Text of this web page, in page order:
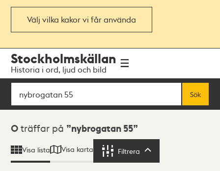
Välj vilka kakor vi får använda
navigationen
huvudinnehållet
Stockholmskällan
Historia i ord, ljud och bild
Sök
Sök
Sökresultat
0 träffar på nybrogatan 55
Visa lista Visa karta Filtrera